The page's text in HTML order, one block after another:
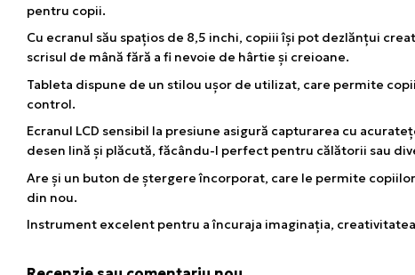
pentru copii.
Cu ecranul său spațios de 8,5 inchi, copiii își pot dezlănțui
scrisul de mână fără a fi nevoie de hârtie și creioane.
Tableta dispune de un stilou ușor de utilizat, care permite
control.
Ecranul LCD sensibil la presiune asigură capturarea cu
desen lină și plăcută, făcându-l perfect pentru călătorii sau
Are și un buton de ștergere încorporat, care le permite
din nou.
Instrument excelent pentru a încuraja imaginația,